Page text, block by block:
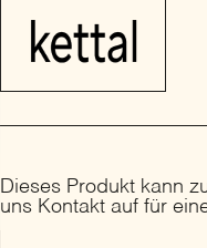
Dieses Produkt kann
uns Kontakt auf für